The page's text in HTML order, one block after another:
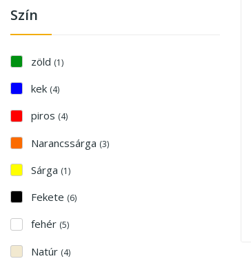
Szín
zöld (1)
kek (4)
piros (4)
Narancssárga (3)
Sárga (1)
Fekete (6)
fehér (5)
Natúr (4)